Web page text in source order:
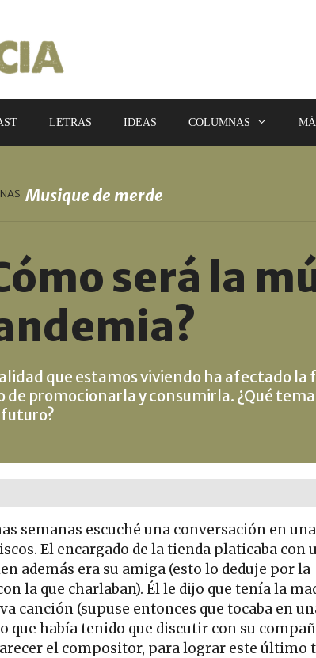
LETRAS IDEAS COLUMNAS
Musique de merde
será la
que estamos viviendo ha afectado la
de promocionarla y consumirla. ¿Qué
semanas escuché una conversación en una
El encargado de la tienda platicaba con
además era su amiga (esto lo deduje por la
la que charlaban). Él le dijo que tenía la
canción (supuse entonces que tocaba en
que había tenido que discutir con su
el compositor, para lograr este último